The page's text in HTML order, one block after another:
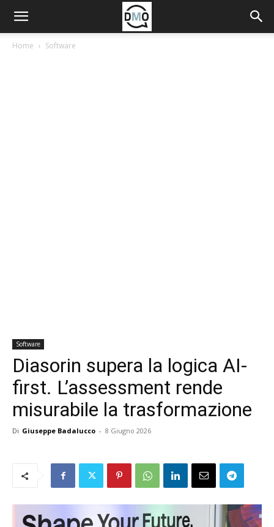
Home Software
Software
Diasorin supera la logica AI-
first. L’assessment rende
misurabile la trasformazione
Di Giuseppe Badalucco - 8 Giugno 2026